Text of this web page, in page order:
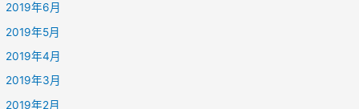
2019年6月
2019年5月
2019年4月
2019年3月
2019年2月